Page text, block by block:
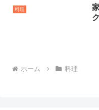
料理
ホーム 料理